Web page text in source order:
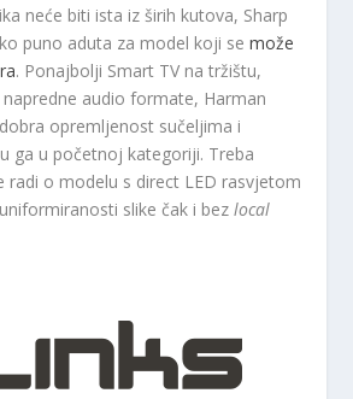
neće biti ista iz širih kutova, Sharp
puno aduta za model koji semože
. Ponajbolji Smart TV na tržištu,
napredne audio formate, Harman
opremljenost sučeljima i
ga u početnoj kategoriji. Treba
radi o modelu s direct LED rasvjetom
slike čak i bezlocal